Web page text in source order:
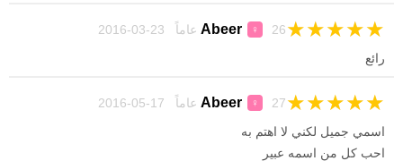
Abeer ♀ 26 عاماً 23-03-2016 ★
★
★
★
★
رائع
Abeer ♀ 27 عاماً 17-05-2016 ★
★
★
★
★
اسمي جميل لكني لا اهتم به
احب كل من اسمه عبير